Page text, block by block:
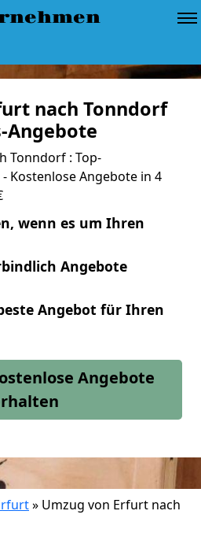
nach Tonndorf
Angebote
Tonndorf : Top-
Kostenlose Angebote in 4
wenn es um Ihren
Angebote
Angebot für Ihren
Angebote
» Umzug von Erfurt nach